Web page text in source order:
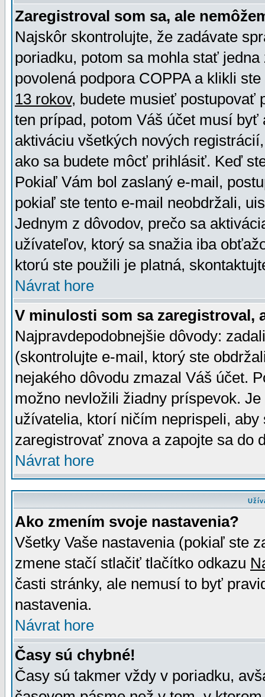
Zaregistroval som sa, ale
Najskôr skontrolujte, že zadávate
poriadku, potom sa mohla stať
povolená podpora COPPA a klikli
13 rokov, budete musieť postupovať
ten prípad, potom Váš účet musí
aktiváciu všetkých nových
ako sa budete môcť prihlásiť. Keď
Pokiaľ Vám bol zaslaný e-mail,
pokiaľ ste tento e-mail neobdržali,
Jednym z dôvodov, prečo sa
užívateľov, ktorý sa snažia iba
ktorú ste použili je platná,
Návrat hore
V minulosti som sa zaregistroval,
Najpravdepodobnejšie dôvody:
(skontrolujte e-mail, ktorý ste
nejakého dôvodu zmazal Váš účet.
možno nevložili žiadny príspevok.
užívatelia, ktorí ničím neprispeli,
zaregistrovať znova a zapojte sa do
Návrat hore
Ako zmením svoje nastavenia?
Všetky Vaše nastavenia (pokiaľ ste
zmene stačí stlačiť tlačítko odkazu
časti stránky, ale nemusí to byť
nastavenia.
Návrat hore
Časy sú chybné!
Časy sú takmer vždy v poriadku,